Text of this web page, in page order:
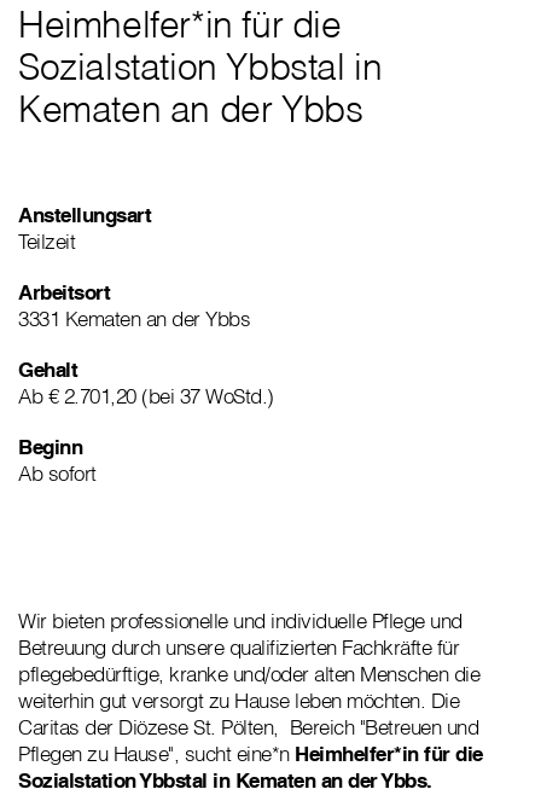
Heimhelfer*in für die
Sozialstation Ybbstal in
Kematen an der Ybbs
Anstellungsart
Teilzeit
Arbeitsort
3331 Kematen an der Ybbs
Gehalt
Ab € 2.701,20 (bei 37 WoStd.)
Beginn
Ab sofort
Wir bieten professionelle und individuelle Pflege und
Betreuung durch unsere qualifizierten Fachkräfte für
pflegebedürftige, kranke und/oder alten Menschen die
weiterhin gut versorgt zu Hause leben möchten. Die
Caritas der Diözese St. Pölten, Bereich "Betreuen und
Pflegen zu Hause", sucht eine*n Heimhelfer*in für die
Sozialstation Ybbstal in Kematen an der Ybbs.